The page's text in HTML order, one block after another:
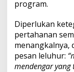
program.
Diperlukan
pertahanan
menangkalnya,
pesan leluhur:
mendengar yang